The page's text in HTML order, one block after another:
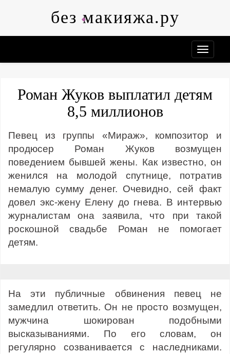
без макияжа.ру
Роман Жуков выплатил детям
8,5 миллионов
Певец из группы «Мираж», композитор и
продюсер Роман Жуков возмущен
поведением бывшей жены. Как известно, он
женился на молодой спутнице, потратив
немалую сумму денег. Очевидно, сей факт
довел экс-жену Елену до гнева. В интервью
журналистам она заявила, что при такой
роскошной свадьбе Роман не помогает
детям.
На эти публичные обвинения певец не
замедлил ответить. Он не просто возмущен,
мужчина шокирован подобными
высказываниями. По его словам, он
регулярно созванивается с наследниками.